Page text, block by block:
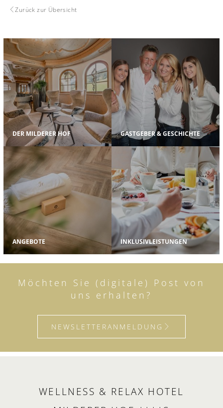
Zurück zur Übersicht
DER MILDERER HOF GASTGEBER & GESCHICHTE
ANGEBOTE INKLUSIVLEISTUNGEN
Möchten Sie (digitale) Post von
uns erhalten?
NEWSLETTERANMELDUNG
WELLNESS & RELAX HOTEL